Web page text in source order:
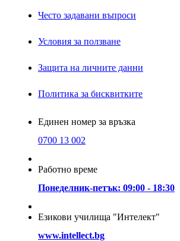
Често задавани въпроси
Условия за ползване
Защита на личните данни
Политика за бисквитките
Единен номер за връзка
0700 13 002
Работно време
Понеделник-петък: 09:00 - 18:30
Езикови училища "Интелект"
www.intellect.bg